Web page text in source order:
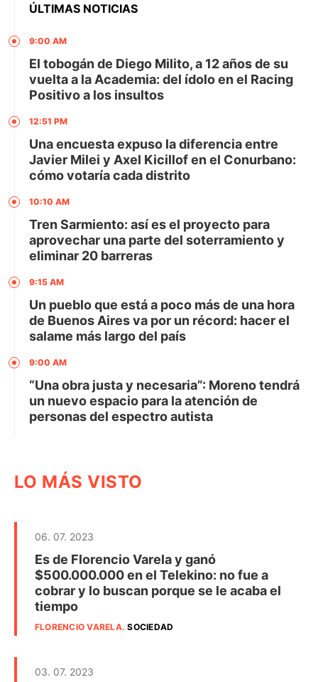
ÚLTIMAS NOTICIAS
9:00 AM
El tobogán de Diego Milito, a 12 años de su
vuelta a la Academia: del ídolo en el Racing
Positivo a los insultos
12:51 PM
Una encuesta expuso la diferencia entre
Javier Milei y Axel Kicillof en el Conurbano:
cómo votaría cada distrito
10:10 AM
Tren Sarmiento: así es el proyecto para
aprovechar una parte del soterramiento y
eliminar 20 barreras
9:15 AM
Un pueblo que está a poco más de una hora
de Buenos Aires va por un récord: hacer el
salame más largo del país
9:00 AM
“Una obra justa y necesaria”: Moreno tendrá
un nuevo espacio para la atención de
personas del espectro autista
LO MÁS VISTO
06. 07. 2023
Es de Florencio Varela y ganó
$500.000.000 en el Telekino: no fue a
cobrar y lo buscan porque se le acaba el
tiempo
FLORENCIO VARELA.SOCIEDAD
03. 07. 2023